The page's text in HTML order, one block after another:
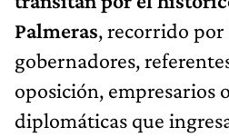
Palmeras, recorrido
gobernadores,
oposición, empresarios
diplomáticas que